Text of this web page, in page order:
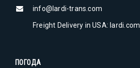
info@lardi-trans.com
Freight Delivery in USA: lardi.com
ПОГОДА